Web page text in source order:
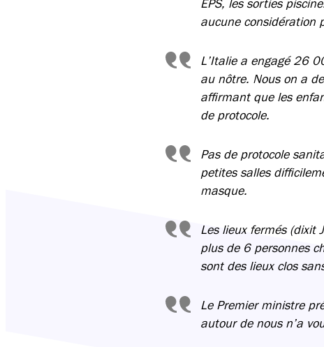
EPS, les sorties
aucune considération
L’Italie a engagé 26
au nôtre. Nous on a
affirmant que les
de protocole.
Pas de protocole
petites salles
masque.
Les lieux fermés (dixit
plus de 6 personnes
sont des lieux clos
Le Premier ministre
autour de nous n’a